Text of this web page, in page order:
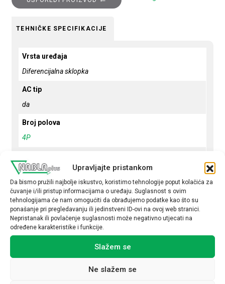
Upravljajte pristankom
Da bismo pružili najbolje iskustvo, koristimo tehnologije poput kolačića za
čuvanje i/ili pristup informacijama o uređaju. Suglasnost s ovim
tehnologijama će nam omogućiti da obrađujemo podatke kao što su
ponašanje pri pregledavanju ili jedinstveni ID-ovi na ovoj web stranici.
Nepristanak ili povlačenje suglasnosti može negativno utjecati na
određene karakteristike i funkcije.
Slažem se
Ne slažem se
TEHNIČKE SPECIFIKACIJE
Vrsta uređaja
Diferencijalna sklopka
AC tip
da
Broj polova
4P
300mA
Struja (A)
63
Povezani proizvodi